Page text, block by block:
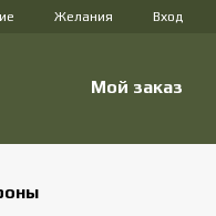
Желания Вход
Мой заказ